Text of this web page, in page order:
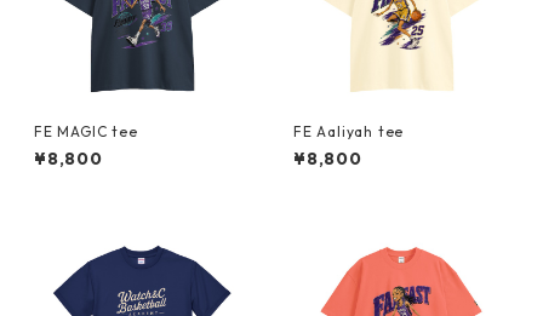
FE MAGIC tee
¥8,800
FE Aaliyah tee
¥8,800